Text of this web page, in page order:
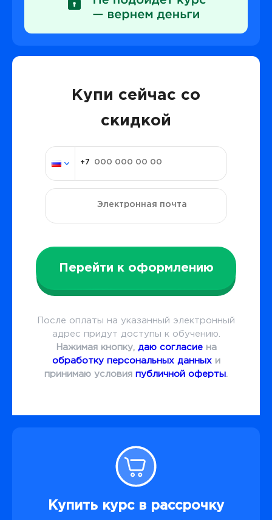
Купи сейчас со
скидкой
Перейти к оформлению
После оплаты на указанный электронный
адрес придут доступы к обучению.
Нажимая кнопку, даю согласиена
обработку персональных данныхи
принимаю условия публичной оферты.
Купить курс в рассрочку